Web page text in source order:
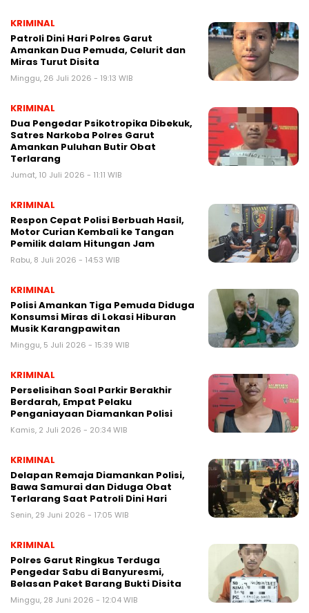
KRIMINAL
Patroli Dini Hari Polres Garut
Amankan Dua Pemuda, Celurit dan
Miras Turut Disita
Minggu, 26 Juli 2026 - 19:13 WIB
KRIMINAL
Dua Pengedar Psikotropika Dibekuk,
Satres Narkoba Polres Garut
Amankan Puluhan Butir Obat
Terlarang
Jumat, 10 Juli 2026 - 11:11 WIB
KRIMINAL
Respon Cepat Polisi Berbuah Hasil,
Motor Curian Kembali ke Tangan
Pemilik dalam Hitungan Jam
Rabu, 8 Juli 2026 - 14:53 WIB
KRIMINAL
Polisi Amankan Tiga Pemuda Diduga
Konsumsi Miras di Lokasi Hiburan
Musik Karangpawitan
Minggu, 5 Juli 2026 - 15:39 WIB
KRIMINAL
Perselisihan Soal Parkir Berakhir
Berdarah, Empat Pelaku
Penganiayaan Diamankan Polisi
Kamis, 2 Juli 2026 - 20:34 WIB
KRIMINAL
Delapan Remaja Diamankan Polisi,
Bawa Samurai dan Diduga Obat
Terlarang Saat Patroli Dini Hari
Senin, 29 Juni 2026 - 17:05 WIB
KRIMINAL
Polres Garut Ringkus Terduga
Pengedar Sabu di Banyuresmi,
Belasan Paket Barang Bukti Disita
Minggu, 28 Juni 2026 - 12:04 WIB